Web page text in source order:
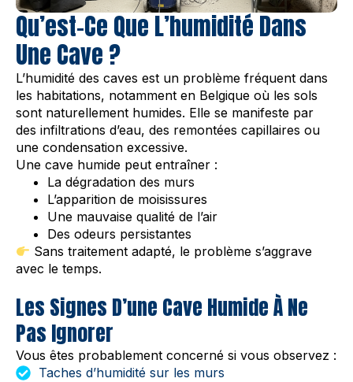
Qu’est-Ce Que L’humidité Dans
Une Cave ?
L’humidité des caves est un problème fréquent dans
les habitations, notamment en Belgique où les sols
sont naturellement humides. Elle se manifeste par
des infiltrations d’eau, des remontées capillaires ou
une condensation excessive.
Une cave humide peut entraîner :
La dégradation des murs
L’apparition de moisissures
Une mauvaise qualité de l’air
Des odeurs persistantes
Sans traitement adapté, le problème s’aggrave
avec le temps.
Les Signes D’une Cave Humide À Ne
Pas Ignorer
Vous êtes probablement concerné si vous observez :
Taches d’humidité sur les murs